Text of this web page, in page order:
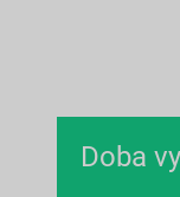
Doba